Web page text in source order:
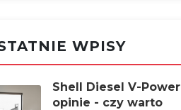
WPISY
Shell Diesel V-Power
opinie - czy warto